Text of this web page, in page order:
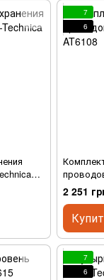
7
6
AT6108
2 251
7
6